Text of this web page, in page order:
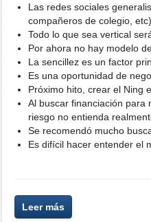
Las redes sociales
compañeros de colegio, etc).
Todo lo que sea vertical
Por ahora no hay modelo
La sencillez es un factor
Es una oportunidad de
Próximo hito, crear el Ning
Al buscar financiación para
riesgo no entienda
Se recomendó mucho
Es difícil hacer entender el
Leer más